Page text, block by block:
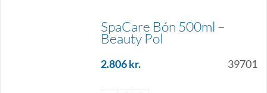
SpaCare Bón 500ml –
Beauty Pol
2.806kr. 39701